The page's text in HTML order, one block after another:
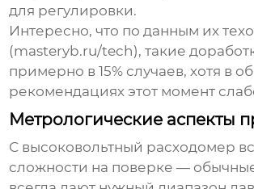
для регулировки.
Интересно, что по данным их
(masteryb.ru/tech), такие
примерно в 15% случаев, хотя в
рекомендациях этот момент
Метрологические аспекты
С высоковольтный расходомер
сложности на поверке —